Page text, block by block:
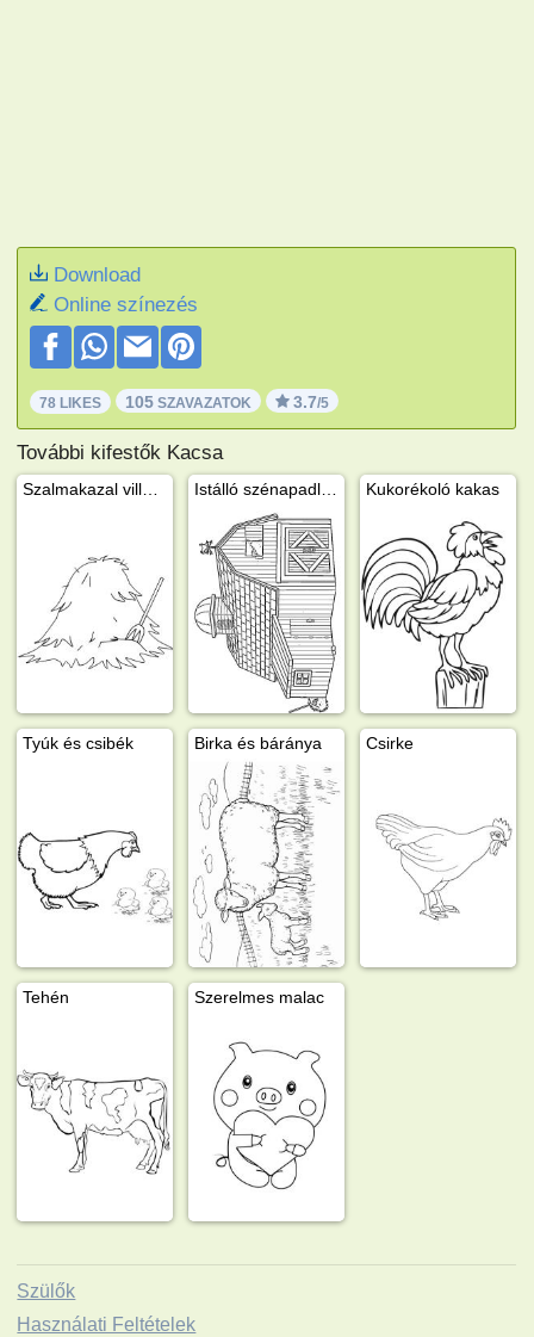
Download
Online színezés
78 LIKES 105 SZAVAZATOK 3.7/5
További kifestők Kacsa
Kukorékoló kakas
Tyúk és csibék Birka és báránya Csirke
Tehén Szerelmes malac
Szülők
Használati Feltételek